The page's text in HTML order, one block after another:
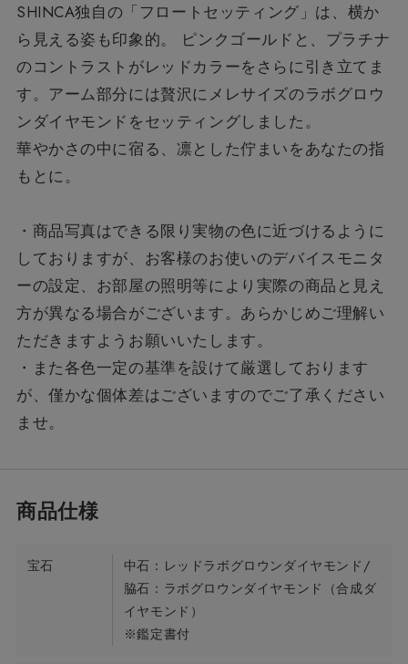
SHINCA独自の「フロートセッティング」は、横か
ら見える姿も印象的。 ピンクゴールドと、プラチナ
のコントラストがレッドカラーをさらに引き立てま
す。アーム部分には贅沢にメレサイズのラボグロウ
ンダイヤモンドをセッティングしました。
華やかさの中に宿る、凛とした佇まいをあなたの指
もとに。
・商品写真はできる限り実物の色に近づけるように
しておりますが、お客様のお使いのデバイスモニタ
ーの設定、お部屋の照明等により実際の商品と見え
方が異なる場合がございます。あらかじめご理解い
ただきますようお願いいたします。
・また各色一定の基準を設けて厳選しております
が、僅かな個体差はございますのでご了承ください
ませ。
宝石
中石：レッドラボグロウンダイヤモンド/
脇石：ラボグロウンダイヤモンド（合成ダ
イヤモンド）
※鑑定書付